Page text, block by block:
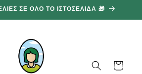
ΣΕ ΟΛΟ ΤΟ ΙΣΤΟΣΕΛΙΔΑ 🎁
Καλάθι